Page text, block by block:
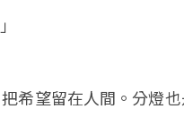
希望留在人間。分燈